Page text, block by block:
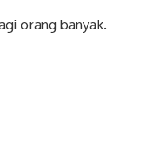
orang banyak.